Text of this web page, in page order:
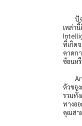
ปั
เหล่า
ที่เกิด
คาดก
ซ้อนห
ตัวขอ
รวมทั้
ทางอ
คุณสา